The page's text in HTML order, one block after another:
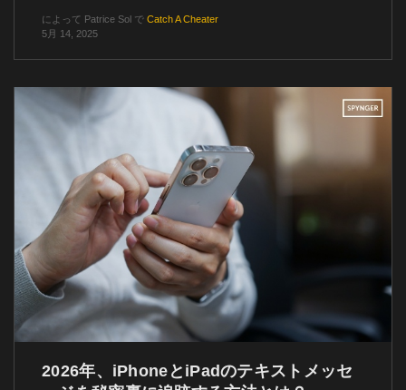
によって Patrice Sol で Catch A Cheater
5月 14, 2025
2026年、iPhoneとiPadのテキストメッセ